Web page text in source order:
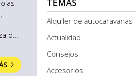
Alquiler de autocaravanas
Actualidad
Consejos
Accesorios
de